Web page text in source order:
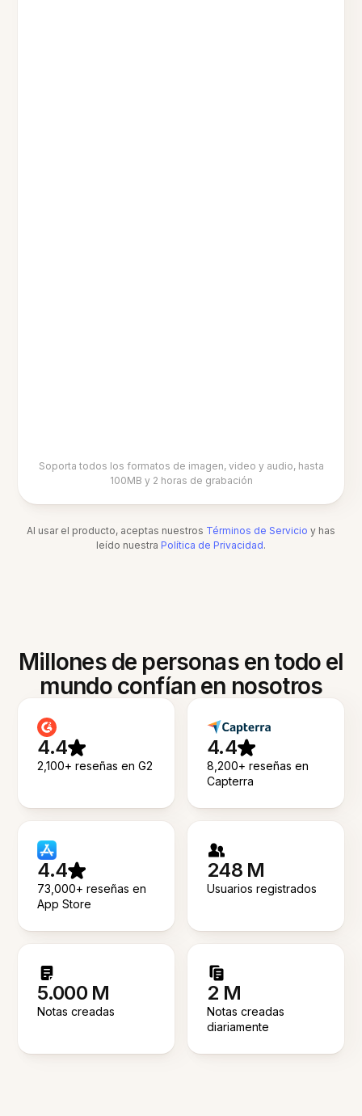
Soporta todos los formatos de imagen, video y audio, hasta
100MB y 2 horas de grabación
Al usar el producto, aceptas nuestros Términos de Servicio y has
leído nuestra Política de Privacidad.
Millones de personas en todo el
mundo confían en nosotros
4.4
2,100+ reseñas en G2
4.4
8,200+ reseñas en
Capterra
4.4
73,000+ reseñas en
App Store
248 M
Usuarios registrados
5.000 M
Notas creadas
2 M
Notas creadas
diariamente